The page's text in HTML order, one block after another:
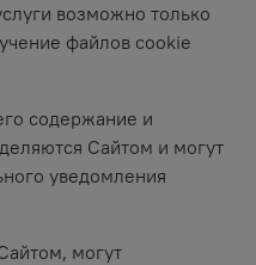
возможно только
файлов cookie
содержание и
Сайтом и могут
уведомления
могут